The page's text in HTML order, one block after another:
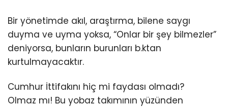
Bir yönetimde akıl, araştırma, bilene saygı
duyma ve uyma yoksa, “Onlar bir şey bilmezler”
deniyorsa, bunların burunları b.ktan
kurtulmayacaktır.
Cumhur İttifakını hiç mi faydası olmadı?
Olmaz mı! Bu yobaz takımının yüzünden